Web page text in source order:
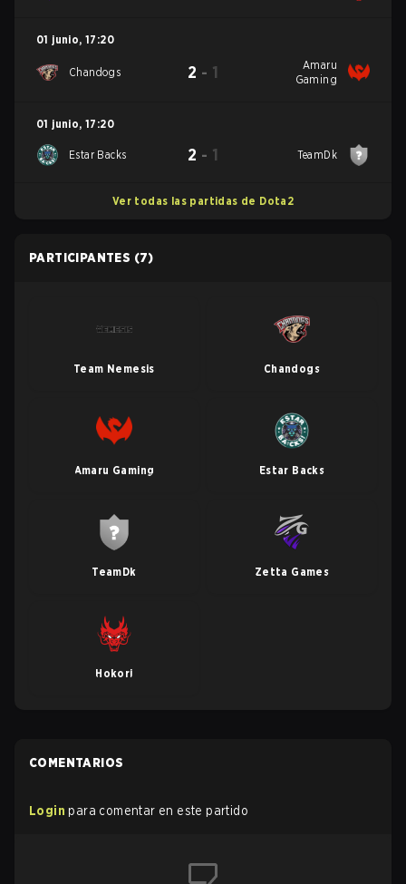
01 junio, 17:20
Chandogs 2 - 1
Amaru
Gaming
01 junio, 17:20
Estar Backs 2 - 1 TeamDk
Ver todas las partidas de Dota2
PARTICIPANTES (7)
Team Nemesis Chandogs
Amaru Gaming Estar Backs
TeamDk Zetta Games
Hokori
COMENTARIOS
Login para comentar en este partido